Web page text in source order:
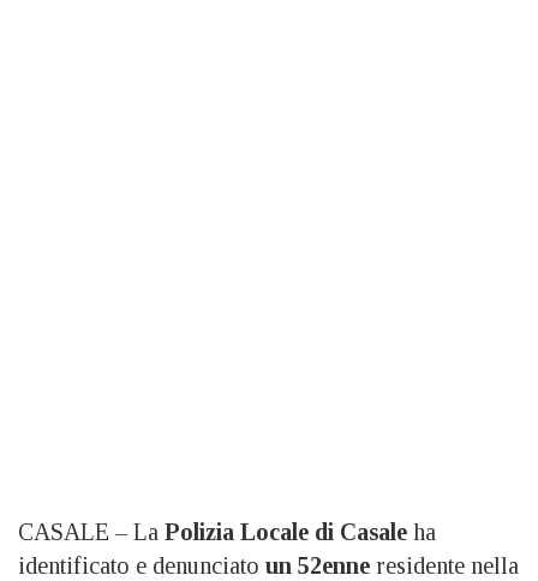
CASALE – La Polizia Locale di Casale ha
identificato e denunciato un 52enne residente nella